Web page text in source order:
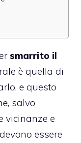
smarrito il
è quella di
e questo
salvo
vicinanze e
devono essere